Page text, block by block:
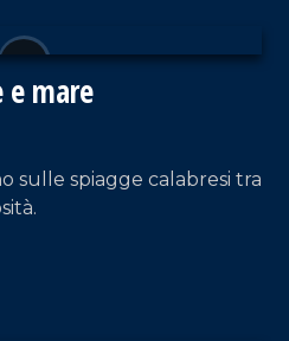
e mare
sulle spiagge calabresi tra